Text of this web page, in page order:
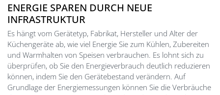
ENERGIE SPAREN DURCH NEUE
INFRASTRUKTUR
Es hängt vom Gerätetyp, Fabrikat, Hersteller und Alter der
Küchengeräte ab, wie viel Energie Sie zum Kühlen, Zubereiten
und Warmhalten von Speisen verbrauchen. Es lohnt sich zu
überprüfen, ob Sie den Energieverbrauch deutlich reduzieren
können, indem Sie den Gerätebestand verändern. Auf
Grundlage der Energiemessungen können Sie die Verbräuche